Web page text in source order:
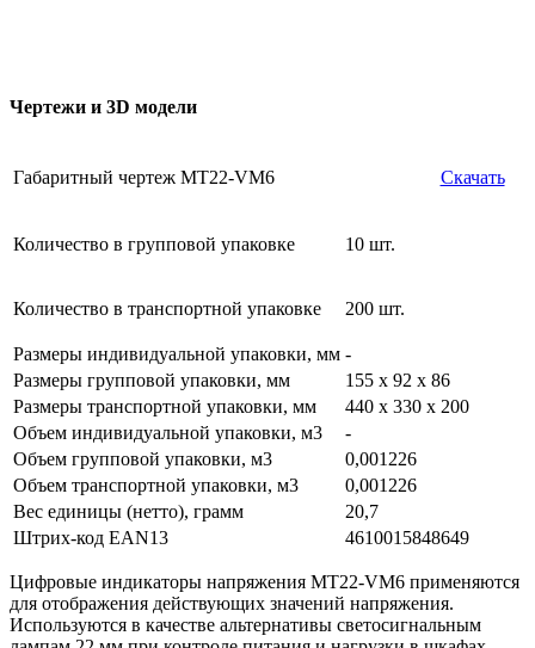
Чертежи и 3D модели
Габаритный чертеж MT22-VM6 Скачать
Количество в групповой упаковке 10 шт.
Количество в транспортной упаковке 200 шт.
Размеры индивидуальной упаковки, мм -
Размеры групповой упаковки, мм
155 х 92 х 86
Размеры транспортной упаковки, мм
440 х 330 х 200
Объем индивидуальной упаковки, м3
-
Объем групповой упаковки, м3
0,001226
Объем транспортной упаковки, м3
0,001226
Вес единицы (нетто), грамм
20,7
Штрих-код EAN13
4610015848649
Цифровые индикаторы напряжения MT22-VM6 применяются
для отображения действующих значений напряжения.
Используются в качестве альтернативы светосигнальным